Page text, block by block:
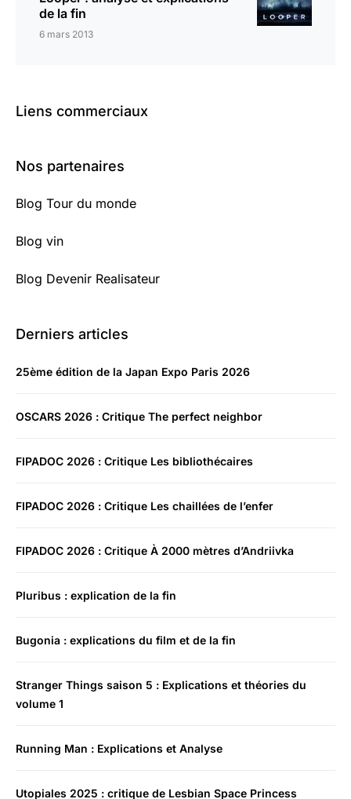
de la fin
6 mars 2013
Liens commerciaux
Nos partenaires
Blog Tour du monde
Blog vin
Blog Devenir Realisateur
Derniers articles
25ème édition de la Japan Expo Paris 2026
OSCARS 2026 : Critique The perfect neighbor
FIPADOC 2026 : Critique Les bibliothécaires
FIPADOC 2026 : Critique Les chaillées de l’enfer
FIPADOC 2026 : Critique À 2000 mètres d’Andriivka
Pluribus : explication de la fin
Bugonia : explications du film et de la fin
Stranger Things saison 5 : Explications et théories du
volume 1
Running Man : Explications et Analyse
Utopiales 2025 : critique de Lesbian Space Princess